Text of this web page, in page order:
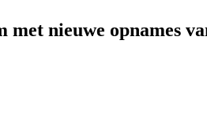
nieuwe opnames